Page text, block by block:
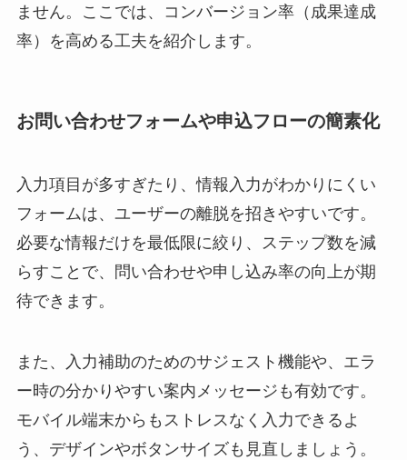
ません。ここでは、コンバージョン率（成果達成
率）を高める工夫を紹介します。
お問い合わせフォームや申込フローの簡素化
入力項目が多すぎたり、情報入力がわかりにくい
フォームは、ユーザーの離脱を招きやすいです。
必要な情報だけを最低限に絞り、ステップ数を減
らすことで、問い合わせや申し込み率の向上が期
待できます。
また、入力補助のためのサジェスト機能や、エラ
ー時の分かりやすい案内メッセージも有効です。
モバイル端末からもストレスなく入力できるよ
う、デザインやボタンサイズも見直しましょう。